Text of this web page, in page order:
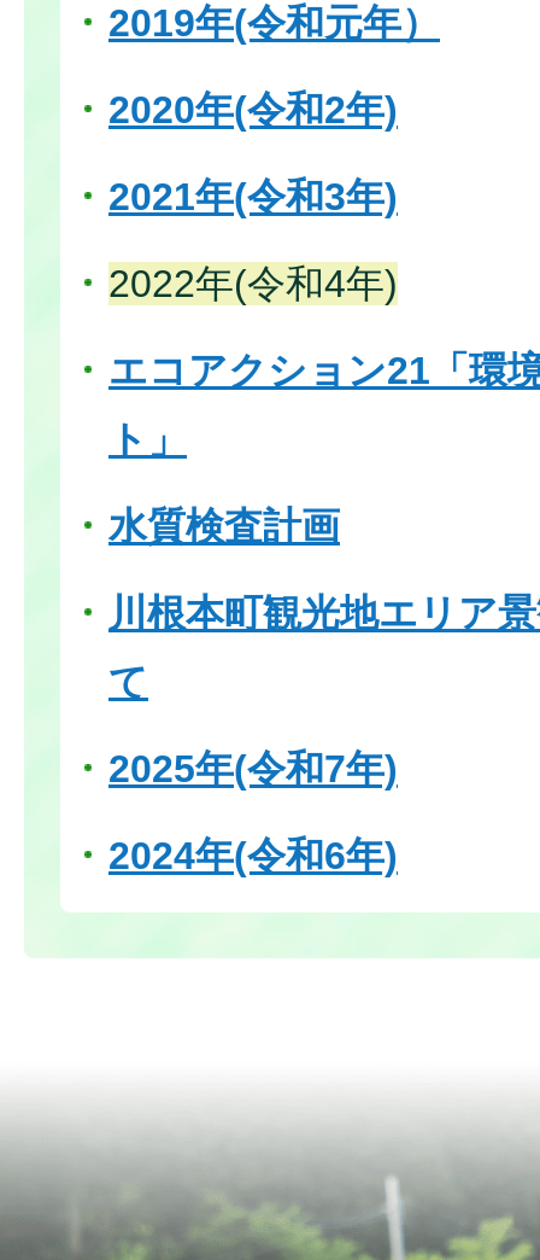
2019年(令和元年）
2020年(令和2年)
2021年(令和3年)
2022年(令和4年)
エコアクション21「環
ト」
水質検査計画
川根本町観光地エリア
て
2025年(令和7年)
2024年(令和6年)